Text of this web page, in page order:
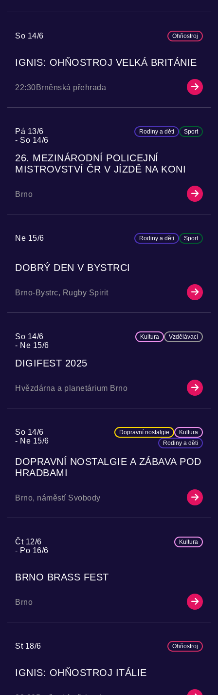
So 14/6 Ohňostroj
IGNIS: OHŇOSTROJ VELKÁ BRITÁNIE
22:30Brněnská přehrada
Pá 13/6
So 14/6
Rodiny a děti Sport
26. MEZINÁRODNÍ POLICEJNÍ
MISTROVSTVÍ ČR V JÍZDĚ NA KONI
Brno
Ne 15/6 Rodiny a děti Sport
DOBRÝ DEN V BYSTRCI
Brno-Bystrc, Rugby Spirit
So 14/6
Ne 15/6
Kultura Vzdělávací
DIGIFEST 2025
Hvězdárna a planetárium Brno
So 14/6
Ne 15/6
Dopravní nostalgie
Kultura
Rodiny a děti
DOPRAVNÍ NOSTALGIE A ZÁBAVA POD
HRADBAMI
Brno, náměstí Svobody
Čt 12/6
Po 16/6
Kultura
BRNO BRASS FEST
Brno
St 18/6 Ohňostroj
IGNIS: OHŇOSTROJ ITÁLIE